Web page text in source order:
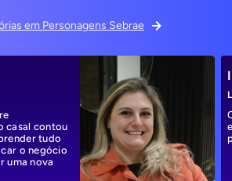
em Personagens Sebrae
casal contou
tudo
o negócio
uma nova